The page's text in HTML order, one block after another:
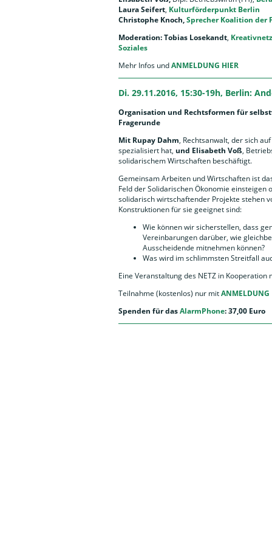
Laura Seifert, Kulturförderpunkt Berlin
Christophe Knoch,Sprecher Koalition der
Moderation: Tobias Losekandt,
Soziales
Mehr Infos undANMELDUNG HIER
Di. 29.11.2016, 15:30-19h, Berlin:
Organisation und Rechtsformen für
Fragerunde
Mit Rupay Dahm, Rechtsanwalt, der sich
spezialisiert hat, und Elisabeth Voß,
solidarischem Wirtschaften beschäftigt.
Gemeinsam Arbeiten und Wirtschaften ist
Feld der Solidarischen Ökonomie
solidarisch wirtschaftender Projekte stehen
Konstruktionen für sie geeignet sind:
Wie können wir sicherstellen, dass
Vereinbarungen darüber, wie
Ausscheidende mitnehmen können?
Was wird im schlimmsten Streitfall
Eine Veranstaltung des NETZ in
Teilnahme (kostenlos) nur mitANMELDUNG
Spenden für dasAlarmPhone: 37,00 Euro